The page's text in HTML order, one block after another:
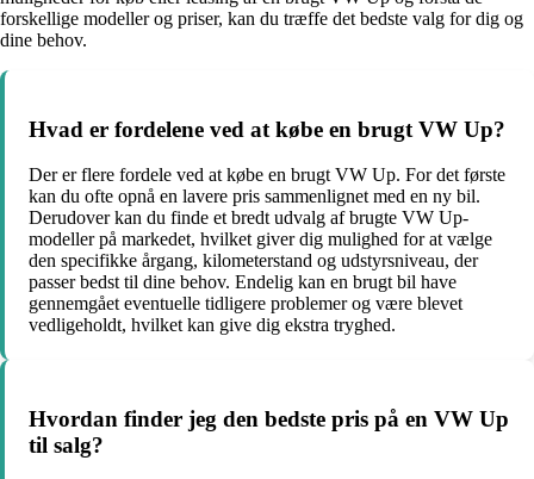
forskellige modeller og priser, kan du træffe det bedste valg for dig og
dine behov.
Hvad er fordelene ved at købe en brugt VW Up?
Der er flere fordele ved at købe en brugt VW Up. For det første
kan du ofte opnå en lavere pris sammenlignet med en ny bil.
Derudover kan du finde et bredt udvalg af brugte VW Up-
modeller på markedet, hvilket giver dig mulighed for at vælge
den specifikke årgang, kilometerstand og udstyrsniveau, der
passer bedst til dine behov. Endelig kan en brugt bil have
gennemgået eventuelle tidligere problemer og være blevet
vedligeholdt, hvilket kan give dig ekstra tryghed.
Hvordan finder jeg den bedste pris på en VW Up
til salg?